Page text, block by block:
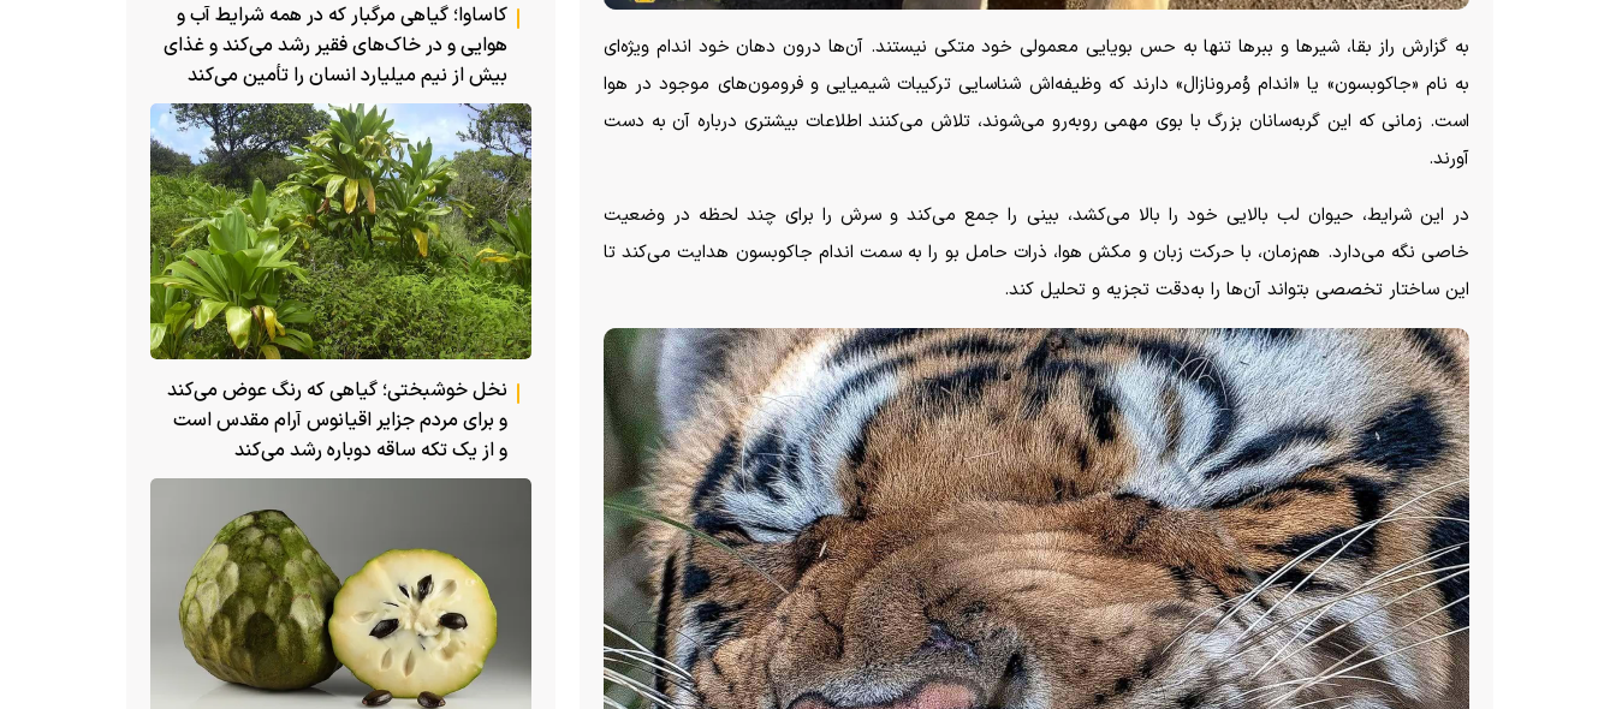
به گزارش راز بقا، شیرها و ببرها تنها به حس بویایی معمولی خود متکی نیستند. آن‌ها درون دهان خود اندام ویژه‌ای
به نام «جاکوبسون» یا «اندام وُمرونازال» دارند که وظیفه‌اش شناسایی ترکیبات شیمیایی و فرومون‌های موجود در هوا
است. زمانی که این گربه‌سانان بزرگ با بوی مهمی روبه‌رو می‌شوند، تلاش می‌کنند اطلاعات بیشتری درباره آن به دست
آورند.
در این شرایط، حیوان لب بالایی خود را بالا می‌کشد، بینی را جمع می‌کند و سرش را برای چند لحظه در وضعیت
خاصی نگه می‌دارد. هم‌زمان، با حرکت زبان و مکش هوا، ذرات حامل بو را به سمت اندام جاکوبسون هدایت می‌کند تا
این ساختار تخصصی بتواند آن‌ها را به‌دقت تجزیه و تحلیل کند.
کاساوا؛ گیاهی مرگبار که در همه شرایط آب و
هوایی و در خاک‌های فقیر رشد می‌کند و غذای
بیش از نیم میلیارد انسان را تأمین می‌کند
نخل خوشبختی؛ گیاهی که رنگ عوض می‌کند
و برای مردم جزایر اقیانوس آرام مقدس است
و از یک تکه ساقه دوباره رشد می‌کند